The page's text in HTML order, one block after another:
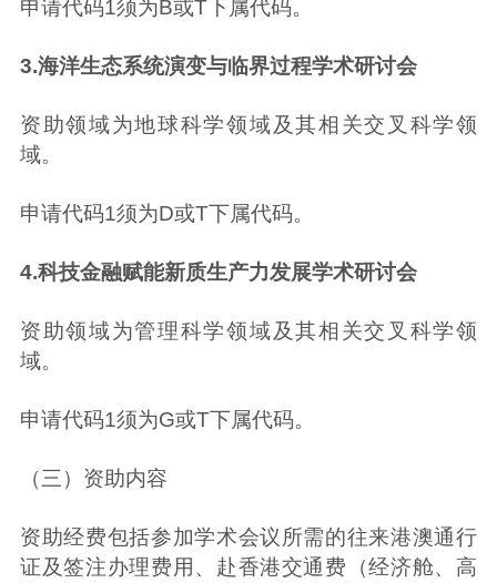
申请代码1须为B或T下属代码。
3.海洋生态系统演变与临界过程学术研讨会
资助领域为地球科学领域及其相关交叉科学领
域。
申请代码1须为D或T下属代码。
4.科技金融赋能新质生产力发展学术研讨会
资助领域为管理科学领域及其相关交叉科学领
域。
申请代码1须为G或T下属代码。
（三）资助内容
资助经费包括参加学术会议所需的往来港澳通行
证及签注办理费用、赴香港交通费（经济舱、高